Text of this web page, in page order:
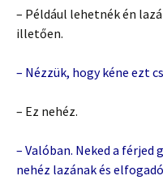
– Például lehetnék én
illetően.
– Nézzük, hogy kéne ezt
– Ez nehéz.
– Valóban. Neked a
nehéz lazának és